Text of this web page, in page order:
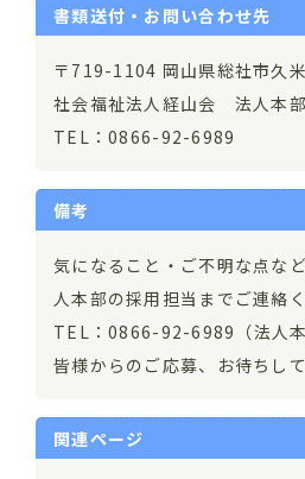
書類送付・お問い合わせ先
〒719-1104 岡山県総社市久
社会福祉法人経山会 法人本
TEL：0866-92-6989
備考
気になること・ご不明な点な
人本部の採用担当までご連絡く
TEL：0866-92-6989（法人本
皆様からのご応募、お待ちし
関連ページ